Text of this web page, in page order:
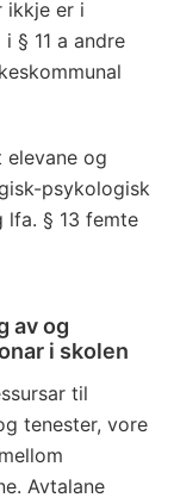
ikkje er i
§ 11 a andre
elevane og
psykologisk
lfa. § 13 femte
av og
i skolen
til
tenester, vore
Avtalane